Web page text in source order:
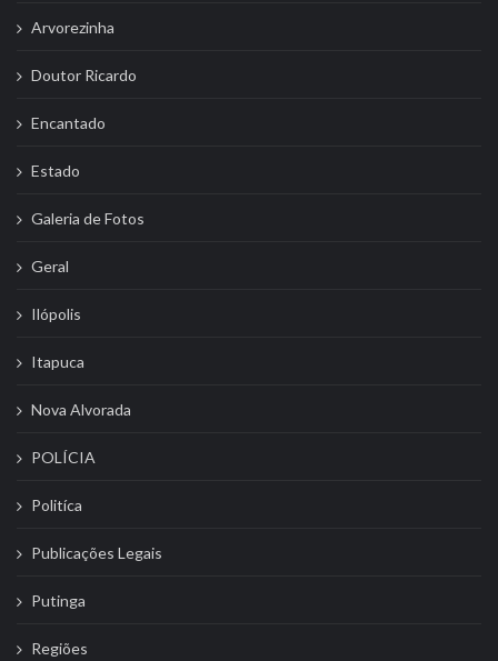
Arvorezinha
Doutor Ricardo
Encantado
Estado
Galeria de Fotos
Geral
Ilópolis
Itapuca
Nova Alvorada
POLÍCIA
Politíca
Publicações Legais
Putinga
Regiões